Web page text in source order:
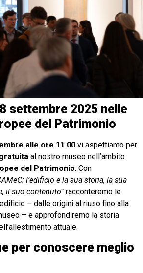
settembre 2025 nelle
del Patrimonio
alle ore 11.00vi aspettiamo per
al nostro museo nell’ambito
del Patrimonio. Con
l’edificio e la sua storia, la sua
il suo contenuto”racconteremo le
– dalle origini al riuso fino alla
– e approfondiremo la storia
attuale.
per conoscere meglio